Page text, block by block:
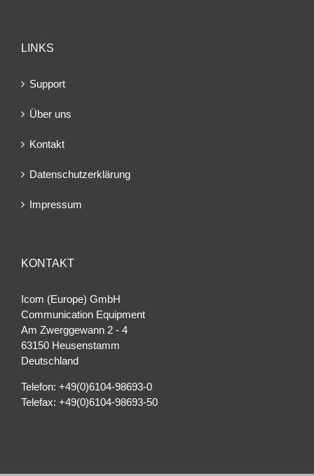
LINKS
Support
Über uns
Kontakt
Datenschutzerklärung
Impressum
KONTAKT
Icom (Europe) GmbH
Communication Equipment
Am Zwerggewann 2 ‐ 4
63150 Heusenstamm
Deutschland
Telefon: +49(0)6104-98693-0
Telefax: +49(0)6104-98693-50